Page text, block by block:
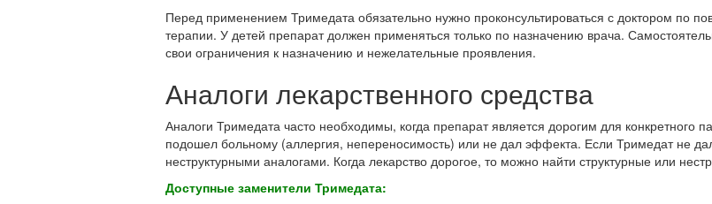
Перед применением Тримедата обязательно нужно проконсультироваться с доктором по
терапии. У детей препарат должен применяться только по назначению врача.
свои ограничения к назначению и нежелательные проявления.
Аналоги лекарственного средства
Аналоги Тримедата часто необходимы, когда препарат является дорогим для конкретного
подошел больному (аллергия, непереносимость) или не дал эффекта. Если Тримедат не
неструктурными аналогами. Когда лекарство дорогое, то можно найти структурные или
Доступные заменители Тримедата: